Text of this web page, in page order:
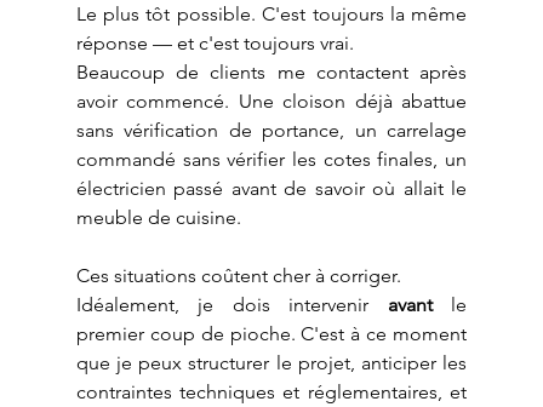
Le plus tôt possible. C'est toujours la même
réponse — et c'est toujours vrai.
Beaucoup de clients me contactent après
avoir commencé. Une cloison déjà abattue
sans vérification de portance, un carrelage
commandé sans vérifier les cotes finales, un
électricien passé avant de savoir où allait le
meuble de cuisine.
Ces situations coûtent cher à corriger.
Idéalement, je dois intervenir avant le
premier coup de pioche. C'est à ce moment
que je peux structurer le projet, anticiper les
contraintes techniques et réglementaires, et